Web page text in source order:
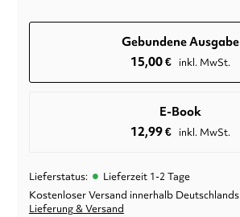
Gebundene Ausgabe
15,00€ inkl. MwSt.
E-Book
12,99€ inkl. MwSt.
Lieferstatus: • Lieferzeit 1-2 Tage
Kostenloser Versand innerhalb Deutschlands
Lieferung & Versand